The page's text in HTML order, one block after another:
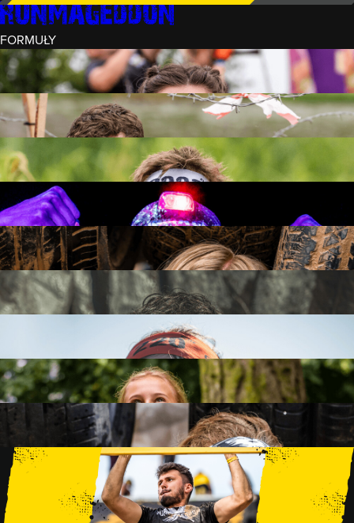
FORMUŁY
INTRO (¼)
15 PRZESZKÓD
3 KM+
REKRUT (½)
30 PRZESZKÓD
6 KM+
RUNMAGEDDON
50 PRZESZKÓD
12 KM+
NOCNY REKRUT (½)
30 PRZESZKÓD
6 KM+
INTRO U-16
15 PRZESZKÓD
3 KM+
RUNMAGEDDON HARDCORE
70 PRZESZKÓD
21 KM+
42 KM+
FAMILY
15 PRZESZKÓD
2 KM+
KIDS
15 PRZESZKÓD
1 KM+
TRENINGI
WYDARZENIA
RUNMAGEDDON LUBLIN ZALEW ZEMBORZYCKI
22/23.08.2026